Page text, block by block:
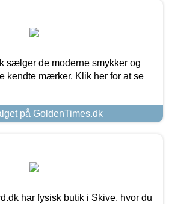
sælger de moderne smykker og
kendte mærker. Klik her for at se
på GoldenTimes.dk
har fysisk butik i Skive, hvor du